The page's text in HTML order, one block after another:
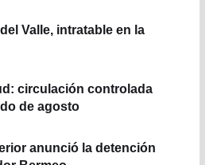
Valle, intratable en la
circulación controlada
de agosto
anunció la detención